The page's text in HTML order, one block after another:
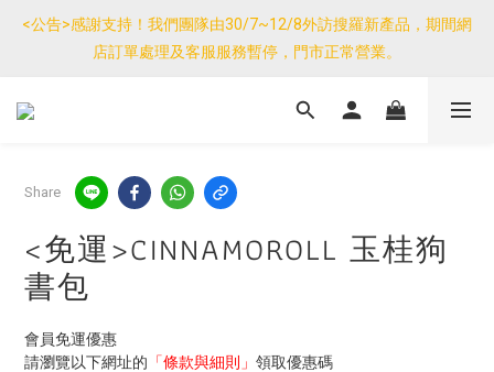
優惠免運產品如與其他商品同單購買，其他商品每件只需加$7運
費。(大件/較重產品除外)
<公告>感謝支持！我們團隊由30/7~12/8外訪搜羅新產品，期間網
店訂單處理及客服服務暫停，門市正常營業。
優惠免運產品如與其他商品同單購買，其他商品每件只需加$7運
Share
<免運>CINNAMOROLL 玉桂狗
書包
會員免運優惠
請瀏覽以下網址的 「條款與細則」 領取優惠碼